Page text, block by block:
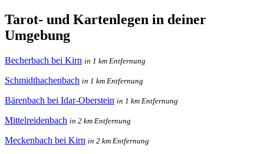
Tarot- und Kartenlegen in deiner
Umgebung
Becherbach bei Kirn in 1 km Entfernung
Schmidthachenbach in 1 km Entfernung
Bärenbach bei Idar-Oberstein in 1 km Entfernung
Mittelreidenbach in 2 km Entfernung
Meckenbach bei Kirn in 2 km Entfernung